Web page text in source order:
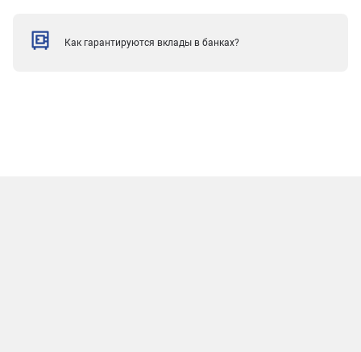
Как гарантируются вклады в банках?